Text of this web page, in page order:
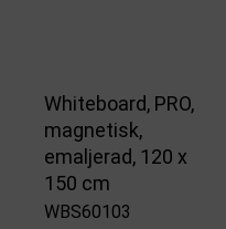
Whiteboard, PRO,
magnetisk,
emaljerad, 120 x
150 cm
WBS60103